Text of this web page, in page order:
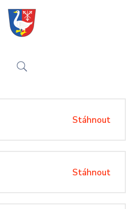
Stáhnout
Stáhnout